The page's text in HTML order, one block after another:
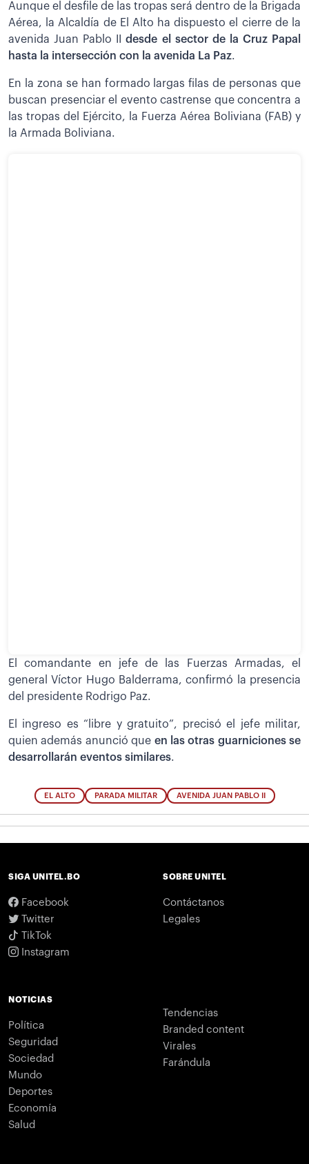
Aunque el desfile de las tropas será dentro de la Brigada
Aérea, la Alcaldía de El Alto ha dispuesto el cierre de la
avenida Juan Pablo IIdesde el sector de la Cruz Papal
hasta la intersección con la avenida La Paz.
En la zona se han formado largas filas de personas que
buscan presenciar el evento castrense que concentra a
las tropas del Ejército, la Fuerza Aérea Boliviana (FAB) y
la Armada Boliviana.
El comandante en jefe de las Fuerzas Armadas, el
general Víctor Hugo Balderrama, confirmó la presencia
del presidente Rodrigo Paz.
El ingreso es “libre y gratuito”, precisó el jefe militar,
quien además anunció que en las otras guarniciones se
desarrollarán eventos similares.
EL ALTO PARADA MILITAR AVENIDA JUAN PABLO II
SIGA UNITEL.BO
Facebook
Twitter
TikTok
Instagram
SOBRE UNITEL
Contáctanos
Legales
NOTICIAS
Política
Seguridad
Sociedad
Mundo
Deportes
Economía
Salud
Tendencias
Branded content
Virales
Farándula